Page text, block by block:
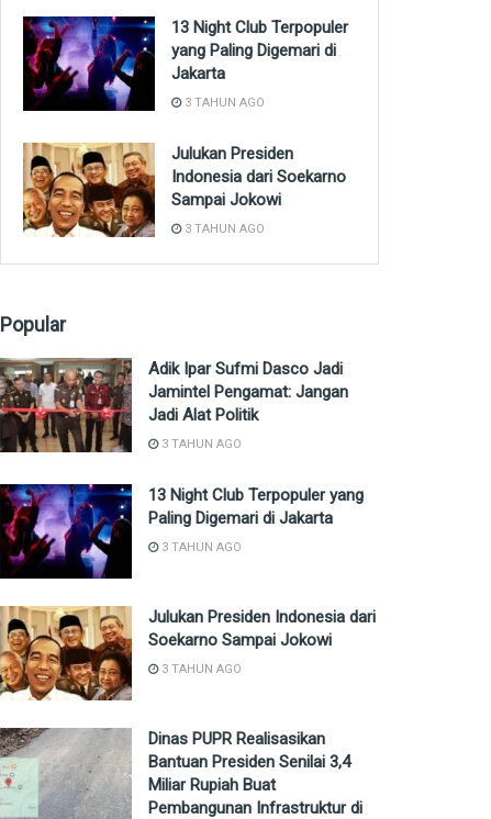
13 Night Club Terpopuler
yang Paling Digemari di
Jakarta
3 TAHUN AGO
Julukan Presiden
Indonesia dari Soekarno
Sampai Jokowi
3 TAHUN AGO
Popular
Adik Ipar Sufmi Dasco Jadi
Jamintel Pengamat: Jangan
Jadi Alat Politik
3 TAHUN AGO
13 Night Club Terpopuler yang
Paling Digemari di Jakarta
3 TAHUN AGO
Julukan Presiden Indonesia dari
Soekarno Sampai Jokowi
3 TAHUN AGO
Dinas PUPR Realisasikan
Bantuan Presiden Senilai 3,4
Miliar Rupiah Buat
Pembangunan Infrastruktur di